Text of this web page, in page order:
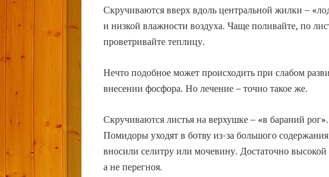
Скручиваются вверх вдоль центральной жилки –
и низкой влажности воздуха. Чаще поливайте, по
проветривайте теплицу.
Нечто подобное может происходить при слабом
внесении фосфора. Но лечение – точно такое же.
Скручиваются листья на верхушке – «в бараний
Помидоры уходят в ботву из-за большого содержания
вносили селитру или мочевину. Достаточно
а не перегноя.